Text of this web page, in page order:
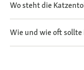
Wo steht die
Wie und wie oft sollte